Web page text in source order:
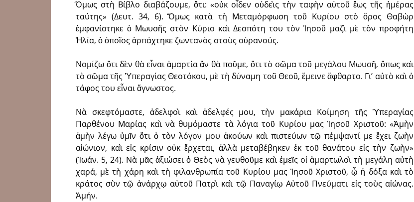
Ὅμως στὴ Βίβλο διαβάζουμε, ὅτι: «οὐκ οἶδεν οὐδεὶς τὴν ταφὴν αὐτοῦ ἕως τῆς ἡμέρας
ταύτης» (Δευτ. 34, 6). Ὅμως κατὰ τὴ Μεταμόρφωση τοῦ Κυρίου στὸ ὅρος Θαβὼρ
ἐμφανίστηκε ὁ Μωυσῆς στὸν Κύριο καὶ Δεσπότη του τὸν Ἰησοῦ μαζὶ μὲ τὸν προφήτη
Ἠλία, ὁ ὁποῖος ἁρπάχτηκε ζωντανὸς στοὺς οὐρανούς.
Νομίζω ὅτι δὲν θὰ εἶναι ἁμαρτία ἂν θὰ ποῦμε, ὅτι τὸ σῶμα τοῦ μεγάλου Μωυσῆ, ὅπως καὶ
τὸ σῶμα τῆς Ὑπεραγίας Θεοτόκου, μὲ τὴ δύναμη τοῦ Θεοῦ, ἔμεινε ἄφθαρτο. Γι’ αὐτὸ καὶ ὁ
τάφος του εἶναι ἄγνωστος.
Νὰ σκεφτόμαστε, ἀδελφοὶ καὶ ἀδελφές μου, τὴν μακάρια Κοίμηση τῆς Ὑπεραγίας
Παρθένου Μαρίας καὶ νὰ θυμόμαστε τὰ λόγια τοῦ Κυρίου μας Ἰησοῦ Χριστοῦ: «Ἀμὴν
ἀμὴν λέγω ὑμῖν ὅτι ὁ τὸν λόγον μου ἀκούων καὶ πιστεύων τῷ πέμψαντί με ἔχει ζωὴν
αἰώνιον, καὶ εἰς κρίσιν οὐκ ἔρχεται, ἀλλὰ μεταβέβηκεν ἐκ τοῦ θανάτου εἰς τὴν ζωὴν»
(Ἰωάν. 5, 24). Νὰ μᾶς ἀξιώσει ὁ Θεὸς νὰ γευθοῦμε καὶ ἐμεῖς οἱ ἁμαρτωλοὶ τὴ μεγάλη αὐτὴ
χαρά, μὲ τὴ χάρη καὶ τὴ φιλανθρωπία τοῦ Κυρίου μας Ἰησοῦ Χριστοῦ, ᾧ ἡ δόξα καὶ τὸ
κράτος σὺν τῷ ἀνάρχῳ αὐτοῦ Πατρὶ καὶ τῷ Παναγίῳ Αὐτοῦ Πνεύματι εἰς τοὺς αἰώνας.
Ἀμήν.